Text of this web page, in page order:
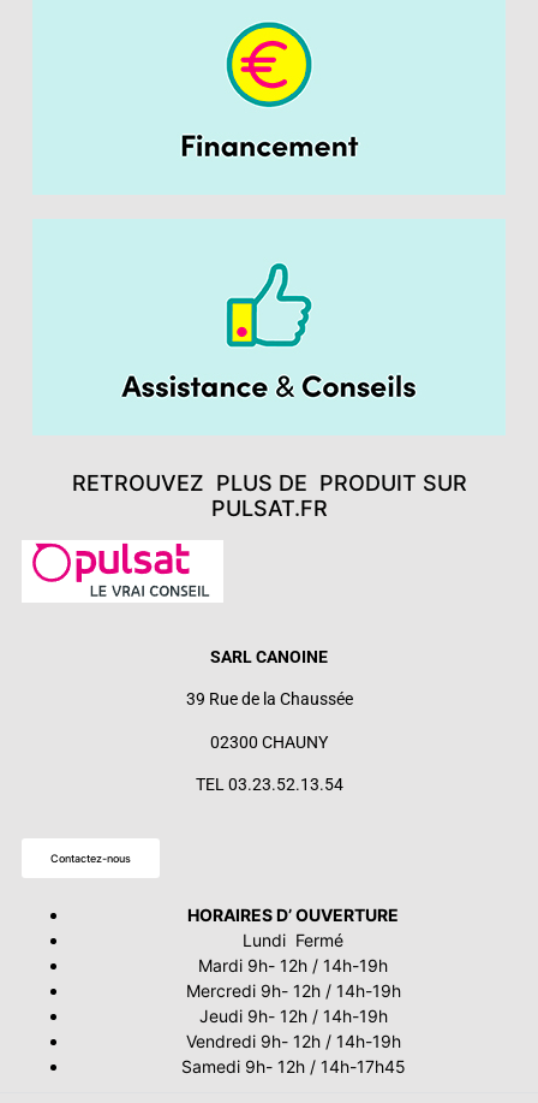
RETROUVEZ PLUS DE PRODUIT SUR
PULSAT.FR
SARL CANOINE
39 Rue de la Chaussée
02300 CHAUNY
TEL 03.23.52.13.54
Contactez-nous
HORAIRES D’ OUVERTURE
Lundi Fermé
Mardi 9h- 12h / 14h-19h
Mercredi 9h- 12h / 14h-19h
Jeudi 9h- 12h / 14h-19h
Vendredi 9h- 12h / 14h-19h
Samedi 9h- 12h / 14h-17h45